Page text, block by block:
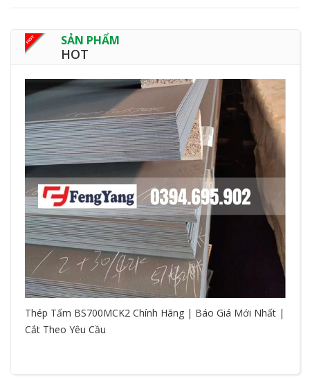
SẢN PHẨM
HOT
Thép Tấm BS700MCK2 Chính Hãng | Báo Giá Mới Nhất |
Cắt Theo Yêu Cầu